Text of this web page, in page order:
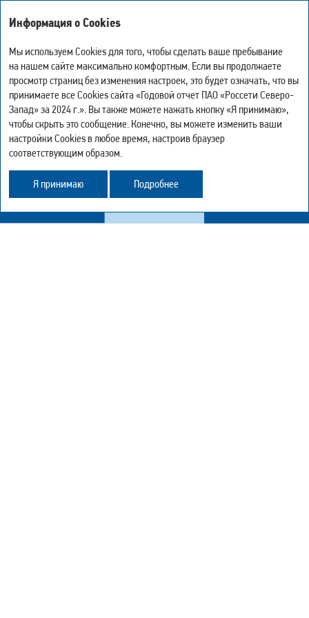
Искать
Мой отчёт -0+
Версия для печати
Скачать страницу в PDF
Центр загрузки
История просмотра
Карта сайта
Поделиться
Обратная связь
ВЗАИМОДЕЙСТВИЕ С АКЦИОНЕРАМИ
И ИНВЕСТОРАМИ
Подробнее о разделе «Взаимодействие с акционерами
и инвесторами» вPDF-версии.
Информация о Cookies
Мы используем Cookies для того, чтобы сделать ваше пребывание
на нашем сайте максимально комфортным. Если вы продолжаете
просмотр страниц без изменения настроек, это будет означать, что вы
принимаете все Cookies сайта «Годовой отчет ПАО «Россети Северо-
Запад» за 2024 г.». Вы также можете нажать кнопку «Я принимаю»,
чтобы скрыть это сообщение. Конечно, вы можете изменить ваши
настройки Cookies в любое время, настроив браузер
соответствующим образом.
Я принимаю Подробнее